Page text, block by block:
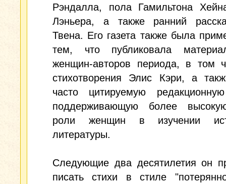
Рэндалла, пола Гамильтона
Лэньера, а также ранний
Твена. Его газета также была
тем, что публиковала
женщин-авторов периода, в том
стихотворения Элис Кэри, а
часто цитируемую
поддерживающую более
роли женщин в изучении
литературы.
Следующие два десятилетия он
писать стихи в стиле